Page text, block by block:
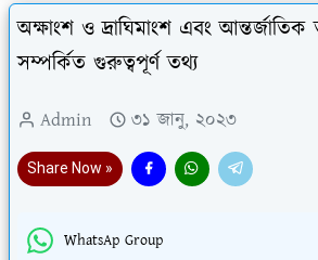
অক্ষাংশ ও দ্রাঘিমাংশ এবং আন্তর্জাতিক
সম্পর্কিত গুরুত্বপূর্ণ তথ্য
Admin ৩১ জানু, ২০২৩
Share Now »
WhatsAp Group